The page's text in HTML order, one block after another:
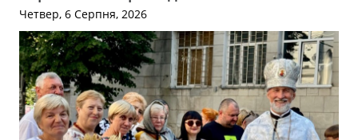
Четвер, 6 Серпня, 2026